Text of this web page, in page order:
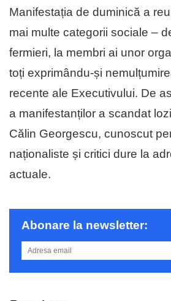
Manifestația de duminică a
mai multe categorii sociale –
fermieri, la membri ai unor
toți exprimându-și
recente ale Executivului. De
a manifestanților a scandat
Călin Georgescu, cunoscut
naționaliste și critici dure la
actuale.
Abonare la newsletter: